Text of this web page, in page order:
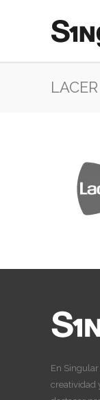
LACER
En
creatividad